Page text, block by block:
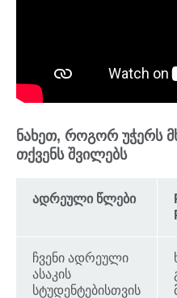
ნახეთ, როგორ უჭერს
თქვენს შვილებს
ადრეული წლები
ჩვენი ადრეული
ასაკის
სტუდენტებისთვის